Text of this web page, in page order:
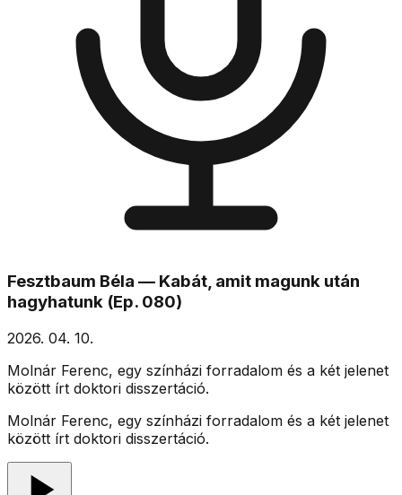
Fesztbaum Béla — Kabát, amit magunk után
hagyhatunk (Ep. 080)
2026. 04. 10.
Molnár Ferenc, egy színházi forradalom és a két jelenet
között írt doktori disszertáció.
Molnár Ferenc, egy színházi forradalom és a két jelenet
között írt doktori disszertáció.